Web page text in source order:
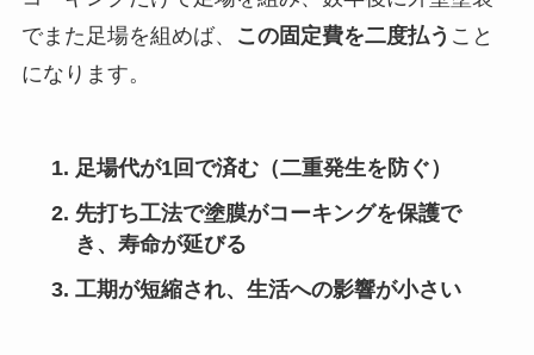
でまた足場を組めば、
この固定費を二度払う こと
になります。
足場代が1回で済む（二重発生を防ぐ）
先打ち工法で塗膜がコーキングを保護で
き、寿命が延びる
工期が短縮され、生活への影響が小さい